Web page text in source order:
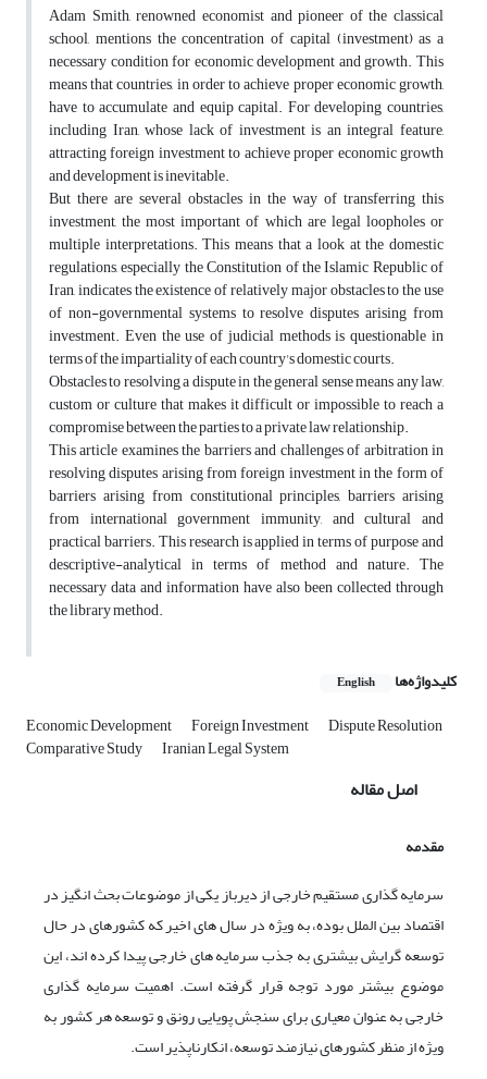
Adam Smith, renowned economist and pioneer of the classical
school, mentions the concentration of capital (investment) as a
necessary condition for economic development and growth. This
means that countries, in order to achieve proper economic growth,
have to accumulate and equip capital. For developing countries,
including Iran, whose lack of investment is an integral feature,
attracting foreign investment to achieve proper economic growth
and development is inevitable.
But there are several obstacles in the way of transferring this
investment, the most important of which are legal loopholes or
multiple interpretations. This means that a look at the domestic
regulations, especially the Constitution of the Islamic Republic of
Iran, indicates the existence of relatively major obstacles to the use
of non-governmental systems to resolve disputes arising from
investment. Even the use of judicial methods is questionable in
terms of the impartiality of each country's domestic courts.
Obstacles to resolving a dispute in the general sense means any law,
custom or culture that makes it difficult or impossible to reach a
compromise between the parties to a private law relationship.
This article examines the barriers and challenges of arbitration in
resolving disputes arising from foreign investment in the form of
barriers arising from constitutional principles, barriers arising
from international government immunity, and cultural and
practical barriers. This research is applied in terms of purpose and
descriptive-analytical in terms of method and nature. The
necessary data and information have also been collected through
the library method.
کلیدواژه‌ها English
Economic Development Foreign Investment Dispute Resolution
Comparative Study Iranian Legal System
اصل مقاله
مقدمه
سرمایه گذاری مستقیم خارجی از دیرباز یکی از موضوعات بحث انگیز در
اقتصاد بین الملل بوده، به ویژه در سال های اخیر که کشورهای در حال
توسعه گرایش بیشتری به جذب سرمایه های خارجی پیدا کرده اند، این
موضوع بیشتر مورد توجه قرار گرفته است. اهمیت سرمایه گذاری
خارجی به عنوان معیاری برای سنجش پویایی رونق و توسعه هر کشور به
ویژه از منظر کشورهای نیازمند توسعه، انکارناپذیر است.